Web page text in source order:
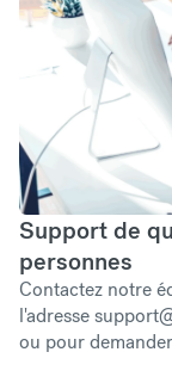
Support de
personnes
Contactez notre
l'adresse
ou pour